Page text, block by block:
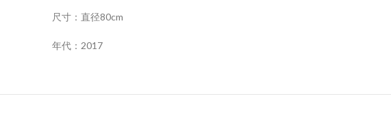
尺寸：直径80cm
年代：2017